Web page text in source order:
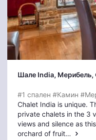
Шале India, Мерибель,
#1 спален #Камин
Chalet India is unique.
private chalets in the 3
views and silence as
orchard of fruit…